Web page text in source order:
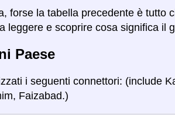
forse la tabella precedente è tutto
leggere e scoprire cosa significa il
Paese
i seguenti connettori: (include
Faizabad.)